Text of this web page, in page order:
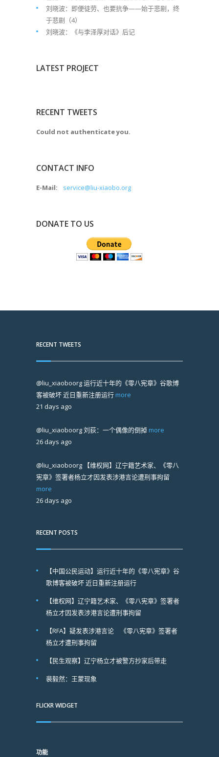
刘晓波：即便徒劳、也要抗争——始于悲剧，终
于悲剧（4）
刘晓波：《与李泽厚对话》后记
LATEST PROJECT
RECENT TWEETS
Could not authenticate you.
CONTACT INFO
E-Mail: service@liu-xiaobo.org
DONATE TO US
RECENT TWEETS
@liu_xiaoboorg运行近十年的《零八宪章》谷歌博
客被破坏 近日重新注册运行 more
21 days ago
@liu_xiaoboorg刘荻：一个偶像的倒掉 more
26 days ago
@liu_xiaoboorg 【维权网】辽宁籍艺术家、《零八
宪章》签署者杨立才因发表涉港言论遭刑事拘留
more
26 days ago
RECENT POSTS
【中国公民运动】运行近十年的《零八宪章》谷
歌博客被破坏 近日重新注册运行
【维权网】辽宁籍艺术家、《零八宪章》签署者
杨立才因发表涉港言论遭刑事拘留
【RFA】疑发表涉港言论 《零八宪章》签署者
杨立才遭刑事拘留
【民生观察】辽宁杨立才被警方抄家后带走
裴毅然：王蒙现象
FLICKR WIDGET
功能